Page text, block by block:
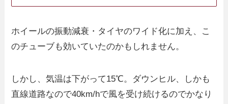
ホイールの振動減衰・タイヤのワイド化に加え、こ
のチューブも効いていたのかもしれません。
しかし、気温は下がって15℃。ダウンヒル、しかも
直線道路なので40km/hで風を受け続けるのでかなり